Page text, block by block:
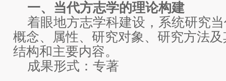
一、当代方志学的理论构建
着眼地方志学科建设，系统研究
概念、属性、研究对象、研究方法
结构和主要内容。
成果形式：专著